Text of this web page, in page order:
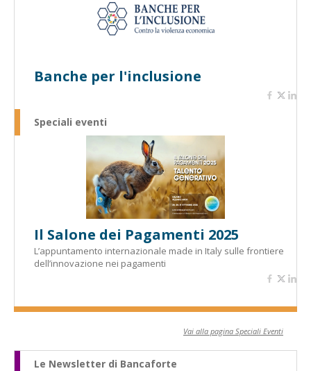
Banche per l'inclusione
Speciali eventi
Il Salone dei Pagamenti 2025
L’appuntamento internazionale made in Italy sulle frontiere
dell’innovazione nei pagamenti
Vai alla pagina Speciali Eventi
Le Newsletter di Bancaforte